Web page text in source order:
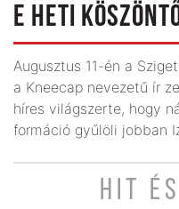
E HETI
Augusztus 11-én a
a Kneecap nevezetű ír
híres világszerte, hogy
formáció gyűlöli jobban
HIT